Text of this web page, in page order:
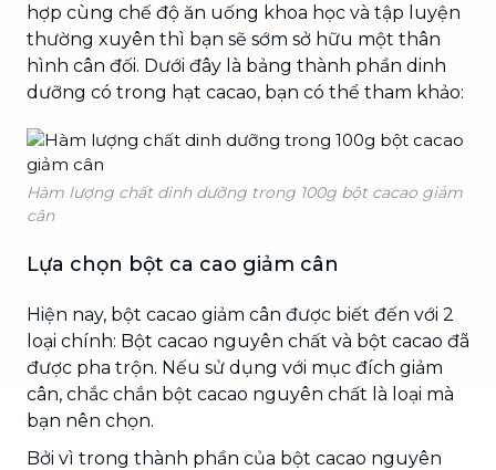
hợp cùng chế độ ăn uống khoa học và tập luyện
thường xuyên thì bạn sẽ sớm sở hữu một thân
hình cân đối. Dưới đây là bảng thành phần dinh
dưỡng có trong hạt cacao, bạn có thể tham khảo:
Hàm lượng chất dinh dưỡng trong 100g bột cacao giảm
cân
Lựa chọn bột ca cao giảm cân
Hiện nay, bột cacao giảm cân được biết đến với 2
loại chính: Bột cacao nguyên chất và bột cacao đã
được pha trộn. Nếu sử dụng với mục đích giảm
cân, chắc chắn bột cacao nguyên chất là loại mà
bạn nên chọn.
Bởi vì trong thành phần của bột cacao nguyên